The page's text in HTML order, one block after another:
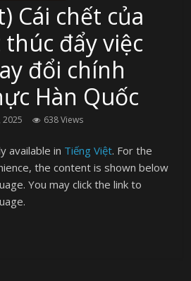
Cái chết của
thúc đẩy việc
đổi chính
Hàn Quốc
2025 638 Views
available in Tiếng Việt. For the
the content is shown below
You may click the link to